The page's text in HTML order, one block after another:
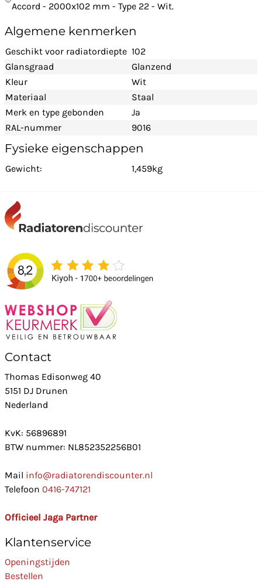
Accord - 2000x102 mm - Type 22 - Wit.
Algemene kenmerken
Geschikt voor radiatordiepte 102
Glansgraad
Glanzend
Kleur
Wit
Materiaal
Staal
Merk en type gebonden
Ja
RAL-nummer
9016
Fysieke eigenschappen
Gewicht: 1,459kg
Contact
Thomas Edisonweg 40
5151 DJ Drunen
Nederland
KvK: 56896891
BTW nummer: NL852352256B01
Mail info@radiatorendiscounter.nl
Telefoon 0416-747121
Officieel Jaga Partner
Klantenservice
Openingstijden
Bestellen